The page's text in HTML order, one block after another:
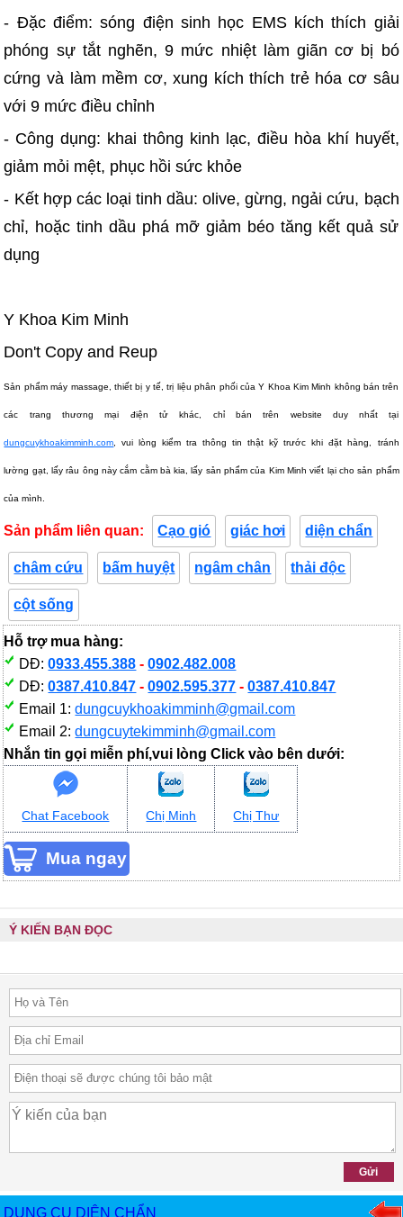
- Đặc điểm: sóng điện sinh học EMS kích thích giải
phóng sự tắt nghẽn, 9 mức nhiệt làm giãn cơ bị bó
cứng và làm mềm cơ, xung kích thích trẻ hóa cơ sâu
với 9 mức điều chỉnh
- Công dụng: khai thông kinh lạc, điều hòa khí huyết,
giảm mỏi mệt, phục hồi sức khỏe
- Kết hợp các loại tinh dầu: olive, gừng, ngải cứu, bạch
chỉ, hoặc tinh dầu phá mỡ giảm béo tăng kết quả sử
dụng
Y Khoa Kim Minh
Don't Copy and Reup
Sản phẩm máy massage, thiết bị y tế, trị liệu phân phối của Y Khoa Kim Minh không bán trên
các trang thương mại điện tử khác, chỉ bán trên website duy nhất tại
dungcuykhoakimminh.com , vui lòng kiểm tra thông tin thật kỹ trước khi đặt hàng, tránh
lường gạt, lấy râu ông này cắm cằm bà kia, lấy sản phẩm của Kim Minh viết lại cho sản phẩm
của mình.
Sản phẩm liên quan: Cạo gió giác hơi diện chẩn
châm cứu bấm huyệt ngâm chân thải độc
cột sống
Hỗ trợ mua hàng:
DĐ:0933.455.388 -0902.482.008
DĐ:0387.410.847 -0902.595.377 -0387.410.847
Email 1:dungcuykhoakimminh@gmail.com
Email 2:dungcuytekimminh@gmail.com
Nhắn tin gọi miễn phí,vui lòng Click vào bên dưới:
Chat Facebook Chị Minh Chị Thư
Ý KIẾN BẠN ĐỌC
DỤNG CỤ DIỆN CHẨN